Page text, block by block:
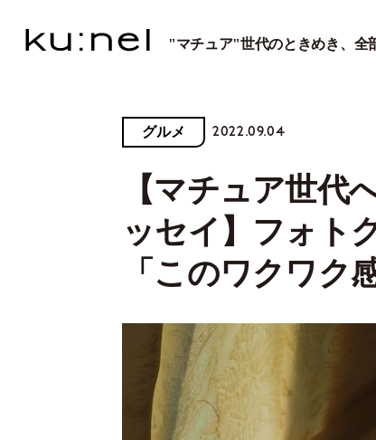
"マチュア"世代のときめき、全
グルメ 2022.09.04
【マチュア世
ッセイ】フォト
「このワクワク